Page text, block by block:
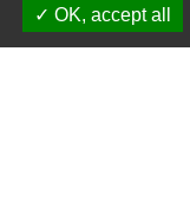
© OpenStreetMap
OK, accept all